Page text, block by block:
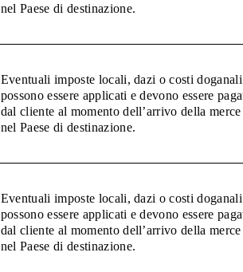
nel Paese di destinazione.
Eventuali imposte locali, dazi o costi doganali
possono essere applicati e devono essere
dal cliente al momento dell’arrivo della merce
nel Paese di destinazione.
Eventuali imposte locali, dazi o costi doganali
possono essere applicati e devono essere
dal cliente al momento dell’arrivo della merce
nel Paese di destinazione.